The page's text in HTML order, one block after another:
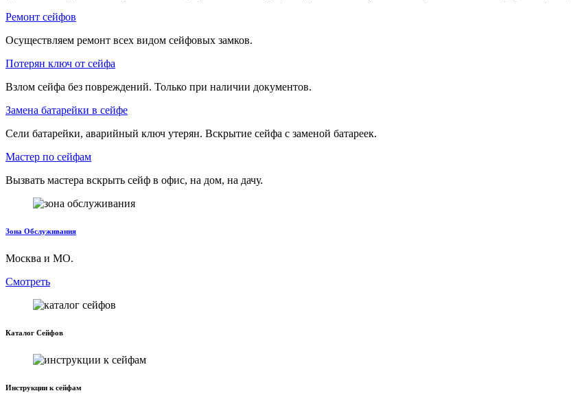
Ремонт сейфов
Осуществляем ремонт всех видом сейфовых замков.
Потерян ключ от сейфа
Взлом сейфа без повреждений. Только при наличии документов.
Замена батарейки в сейфе
Сели батарейки, аварийный ключ утерян. Вскрытие сейфа с заменой батареек.
Мастер по сейфам
Вызвать мастера вскрыть сейф в офис, на дом, на дачу.
Зона Обслуживания
Москва и МО.
Смотреть
Каталог Сейфов
Инструкции к сейфам